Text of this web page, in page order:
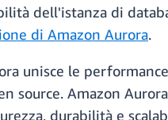
dell'istanza di
di Amazon Aurora.
unisce le
source. Amazon
durabilità e